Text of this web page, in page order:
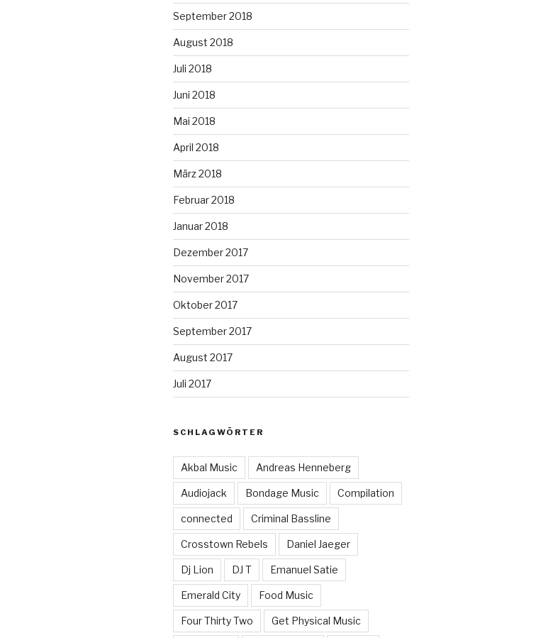
September 2018
August 2018
Juli 2018
Juni 2018
Mai 2018
April 2018
März 2018
Februar 2018
Januar 2018
Dezember 2017
November 2017
Oktober 2017
September 2017
August 2017
Juli 2017
SCHLAGWÖRTER
Akbal Music Andreas Henneberg
Audiojack Bondage Music Compilation
connected Criminal Bassline
Crosstown Rebels Daniel Jaeger
Dj Lion DJ T Emanuel Satie
Emerald City Food Music
Four Thirty Two Get Physical Music